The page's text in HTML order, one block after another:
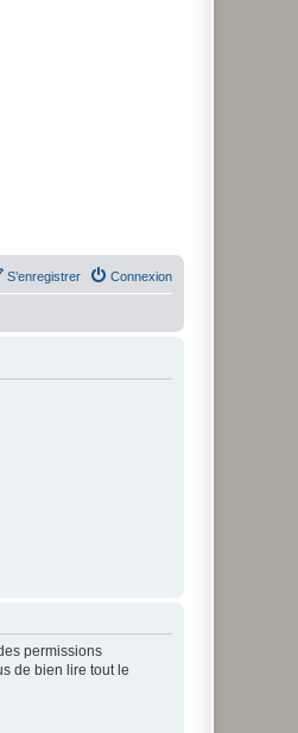
Connexion
S’enregistrer
permissions
de bien lire tout le